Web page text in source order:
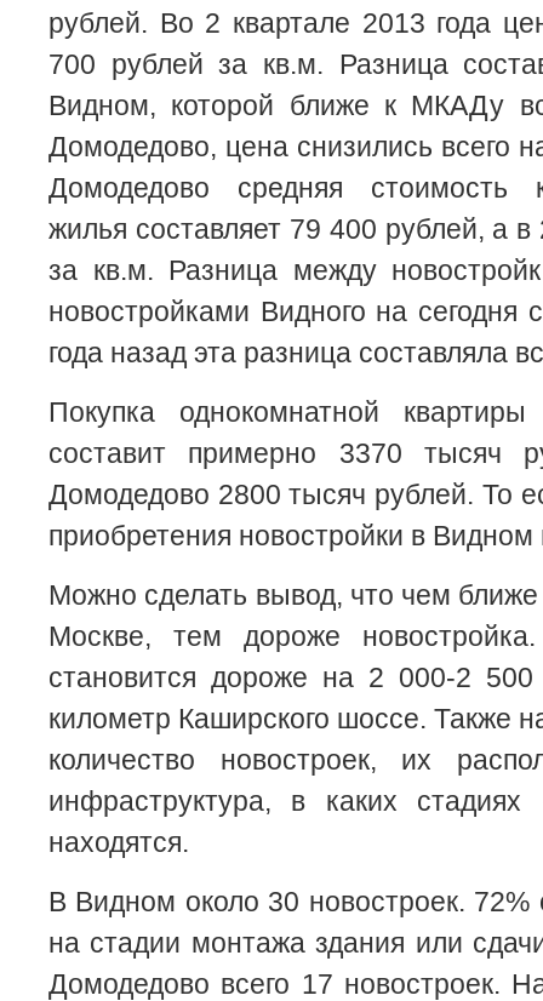
рублей. Во 2 квартале 2013 года
700 рублей за кв.м. Разница
Видном, которой ближе к МКАДу
Домодедово, цена снизились всего
Домодедово средняя стоимость
жилья составляет 79 400 рублей, а
за кв.м. Разница между
новостройками Видного на сегодня
года назад эта разница составляла
Покупка однокомнатной
составит примерно 3370 тысяч
Домодедово 2800 тысяч рублей. То
приобретения новостройки в
Можно сделать вывод, что чем ближе
Москве, тем дороже
становится дороже на 2 000-2
километр Каширского шоссе. Также
количество новостроек, их
инфраструктура, в каких стадиях
находятся.
В Видном около 30 новостроек. 72%
на стадии монтажа здания или
Домодедово всего 17 новостроек.